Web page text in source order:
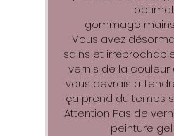
gommage
Vous avez
sains et
vernis de la couleur
vous devrais
ça prend du temps
Attention Pas de
peinture